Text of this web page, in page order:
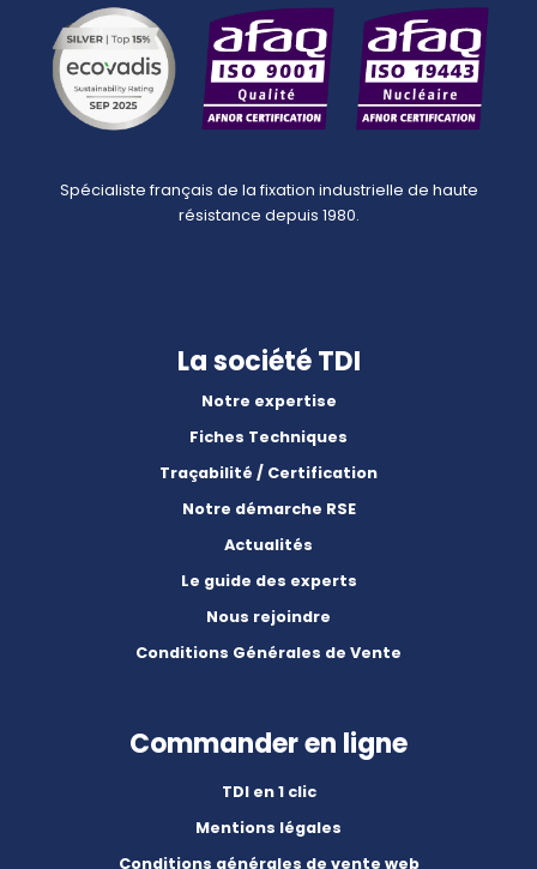
Spécialiste français de la fixation industrielle de haute
résistance depuis 1980.
La société TDI
Notre expertise
Fiches Techniques
Traçabilité / Certification
Notre démarche RSE
Actualités
Le guide des experts
Nous rejoindre
Conditions Générales de Vente
Commander en ligne
TDI en 1 clic
Mentions légales
Conditions générales de vente web